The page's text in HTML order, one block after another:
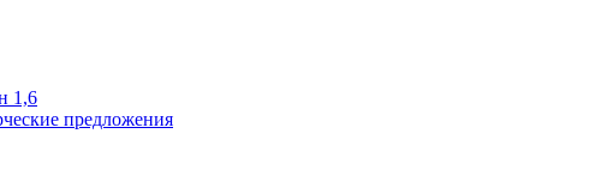
1,6
предложения